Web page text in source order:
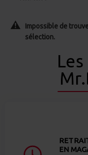
Impossible de
sélection.
EN